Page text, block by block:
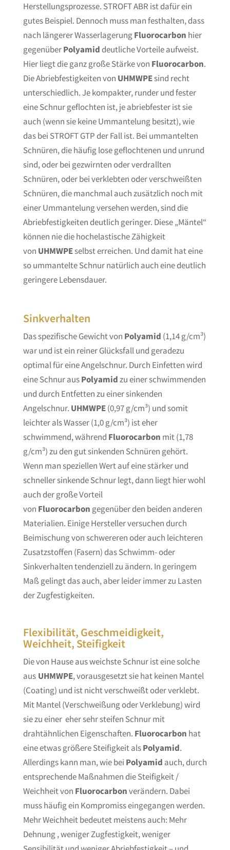
Herstellungsprozesse. STROFT ABR ist dafür ein
gutes Beispiel. Dennoch muss man festhalten, dass
nach längerer WasserlagerungFluorocarbon hier
gegenüberPolyamiddeutliche Vorteile aufweist.
Hier liegt die ganz große Stärke von Fluorocarbon.
Die Abriebfestigkeiten von UHMWPEsind recht
unterschiedlich. Je kompakter, runder und fester
eine Schnur geflochten ist, je abriebfester ist sie
auch (wenn sie keine Ummantelung besitzt), wie
das bei STROFT GTP der Fall ist. Bei ummantelten
Schnüren, die häufig lose geflochtenen und unrund
sind, oder bei gezwirnten oder verdrallten
Schnüren, oder bei verklebten oder verschweißten
Schnüren, die manchmal auch zusätzlich noch mit
einer Ummantelung versehen werden, sind die
Abriebfestigkeiten deutlich geringer. Diese „Mäntel“
können nie die hochelastische Zähigkeit
von UHMWPEselbst erreichen. Und damit hat eine
so ummantelte Schnur natürlich auch eine deutlich
geringere Lebensdauer.
Sinkverhalten
Das spezifische Gewicht von Polyamid (1,14 g/cm³)
war und ist ein reiner Glücksfall und geradezu
optimal für eine Angelschnur. Durch Einfetten wird
eine Schnur ausPolyamidzu einer schwimmenden
und durch Entfetten zu einer sinkenden
Angelschnur. UHMWPE(0,97 g/cm³) und somit
leichter als Wasser (1,0 g/cm³) ist eher
schwimmend, während Fluorocarbon mit (1,78
g/cm³) zu den gut sinkenden Schnüren gehört.
Wenn man speziellen Wert auf eine stärker und
schneller sinkende Schnur legt, dann liegt hier wohl
auch der große Vorteil
von Fluorocarbon gegenüber den beiden anderen
Materialien. Einige Hersteller versuchen durch
Beimischung von schwereren oder auch leichteren
Zusatzstoffen (Fasern) das Schwimm- oder
Sinkverhalten tendenziell zu ändern. In geringem
Maß gelingt das auch, aber leider immer zu Lasten
der Zugfestigkeiten.
Flexibilität, Geschmeidigkeit,
Weichheit, Steifigkeit
Die von Hause aus weichste Schnur ist eine solche
aus UHMWPE, vorausgesetzt sie hat keinen Mantel
(Coating) und ist nicht verschweißt oder verklebt.
Mit Mantel (Verschweißung oder Verklebung) wird
sie zu einer eher sehr steifen Schnur mit
drahtähnlichen Eigenschaften. Fluorocarbon hat
eine etwas größere Steifigkeit alsPolyamid.
Allerdings kann man, wie bei Polyamid auch, durch
entsprechende Maßnahmen die Steifigkeit /
Weichheit von Fluorocarbonverändern. Dabei
muss häufig ein Kompromiss eingegangen werden.
Mehr Weichheit bedeutet meistens auch: Mehr
Dehnung , weniger Zugfestigkeit, weniger